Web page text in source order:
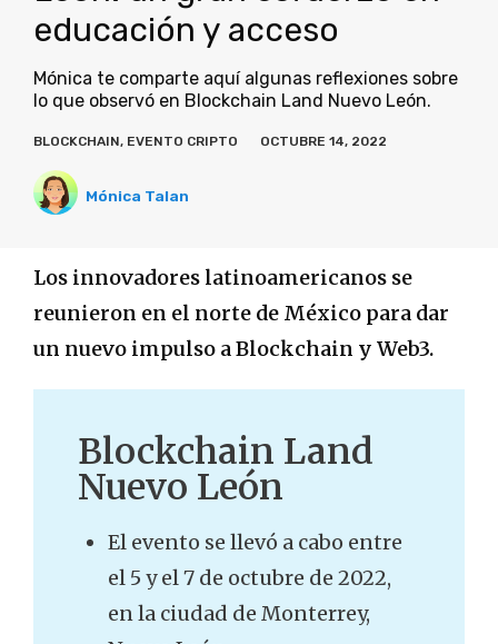
educación y acceso
Mónica te comparte aquí algunas reflexiones sobre
lo que observó en Blockchain Land Nuevo León.
BLOCKCHAIN, EVENTO CRIPTO OCTUBRE 14, 2022
Mónica Talan
Los innovadores latinoamericanos se
reunieron en el norte de México para dar
un nuevo impulso a Blockchain y Web3.
Blockchain Land
Nuevo León
El evento se llevó a cabo entre
el 5 y el 7 de octubre de 2022,
en la ciudad de Monterrey,